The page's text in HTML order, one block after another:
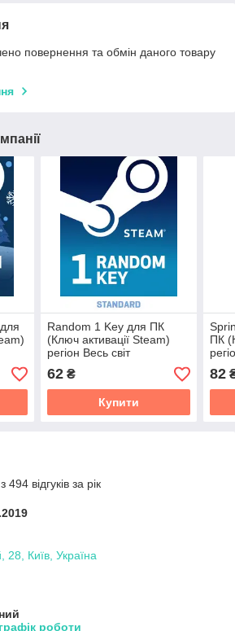
повернення та обмін даного товару
Random 1 Key для ПК
(Ключ активації Steam)
регіон Весь світ
62₴
Купити
ПК
82
відгуків за рік
28, Київ, Україна
роботи